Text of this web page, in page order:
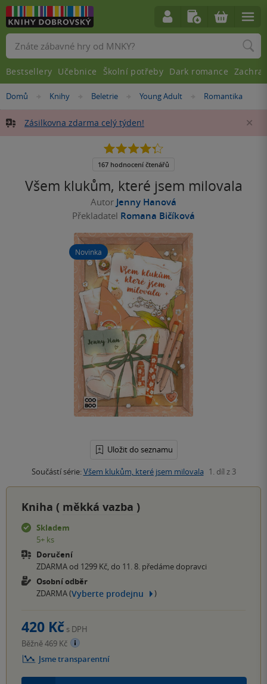
Nacházíte
zde:
Domů »
Knihy »
Beletrie »
Young Adult »
Romantika
Zásilkovna zdarma celý týden!
Všem klukům, které jsem milovala
Autor Jenny Hanová
Překladatel Romana Bičíková
Novinka
Uložit do seznamu
Součástí série:Všem klukům, které jsem milovala 1. díl z 3
4.3
5
167 hodnocení čtenářů
Kniha ( měkká vazba )
Skladem
5+ ks
Doručení
ZDARMA od 1299 Kč, do 11. 8. předáme dopravci
Osobní odběr
ZDARMA (Vyberte prodejnu )
420 Kč s DPH
Běžně 469 Kč
Jsme transparentní
Vyhledávání
Bestsellery Učebnice Školní potřeby Dark romance